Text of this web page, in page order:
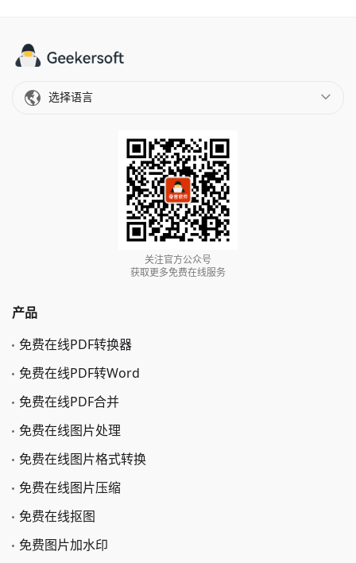
选择语言
关注官方公众号
获取更多免费在线服务
产品
免费在线PDF转换器
免费在线PDF转Word
免费在线PDF合并
免费在线图片处理
免费在线图片格式转换
免费在线图片压缩
免费在线抠图
免费图片加水印